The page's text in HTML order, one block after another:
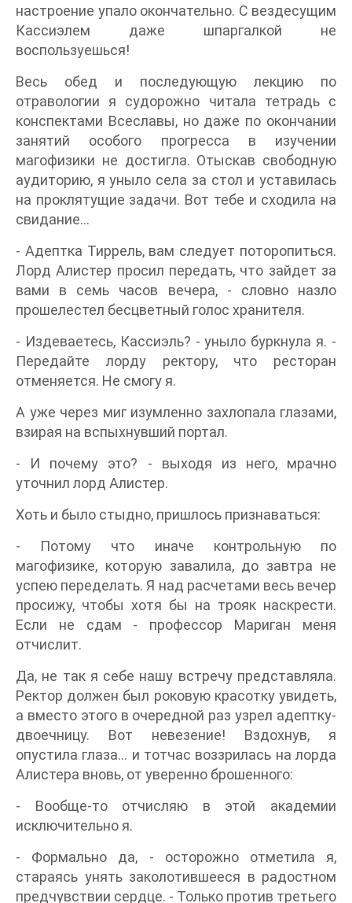
настроение упало окончательно. С вездесущим
Кассиэлем даже шпаргалкой не
воспользуешься!
Весь обед и последующую лекцию по
отравологии я судорожно читала тетрадь с
конспектами Всеславы, но даже по окончании
занятий особого прогресса в изучении
магофизики не достигла. Отыскав свободную
аудиторию, я уныло села за стол и уставилась
на проклятущие задачи. Вот тебе и сходила на
свидание…
- Адептка Тиррель, вам следует поторопиться.
Лорд Алистер просил передать, что зайдет за
вами в семь часов вечера, - словно назло
прошелестел бесцветный голос хранителя.
- Издеваетесь, Кассиэль? - уныло буркнула я. -
Передайте лорду ректору, что ресторан
отменяется. Не смогу я.
А уже через миг изумленно захлопала глазами,
взирая на вспыхнувший портал.
- И почему это? - выходя из него, мрачно
уточнил лорд Алистер.
Хоть и было стыдно, пришлось признаваться:
- Потому что иначе контрольную по
магофизике, которую завалила, до завтра не
успею переделать. Я над расчетами весь вечер
просижу, чтобы хотя бы на трояк наскрести.
Если не сдам - профессор Мариган меня
отчислит.
Да, не так я себе нашу встречу представляла.
Ректор должен был роковую красотку увидеть,
а вместо этого в очередной раз узрел адептку-
двоечницу. Вот невезение! Вздохнув, я
опустила глаза… и тотчас воззрилась на лорда
Алистера вновь, от уверенно брошенного:
- Вообще-то отчисляю в этой академии
исключительно я.
- Формально да, - осторожно отметила я,
стараясь унять заколотившееся в радостном
предчувствии сердце. - Только против третьего